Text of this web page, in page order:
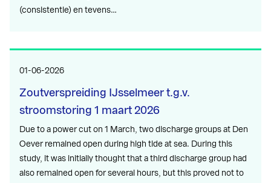
(consistentie) en tevens…
01-06-2026
Zoutverspreiding IJsselmeer t.g.v.
stroomstoring 1 maart 2026
Due to a power cut on 1 March, two discharge groups at Den
Oever remained open during high tide at sea. During this
study, it was initially thought that a third discharge group had
also remained open for several hours, but this proved not to